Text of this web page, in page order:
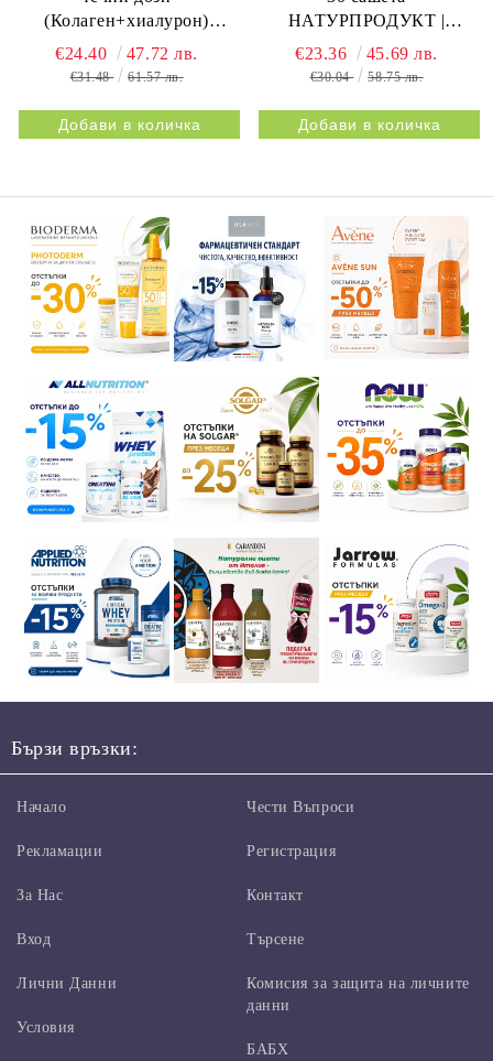
(Колаген+хиалурон)
НАТУРПРОДУКТ |
BESTIFLEX 12G 30s
€24.40 47.72 лв.
€31.48 61.57 лв.
НАТУРПРОДУКТ |
BESTIFLEX JOINTS 30s
NATURPRODUKT
€23.36 45.69 лв.
€30.04 58.75 лв.
Бързи връзки:
Начало
Рекламации
За Нас
Вход
Чести Въпроси
Регистрация
Контакт
Търсене
Лични Данни
Условия
Комисия за защита на личните
данни
БАБХ